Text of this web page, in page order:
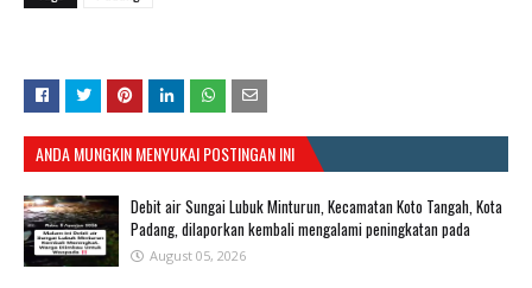
ANDA MUNGKIN MENYUKAI POSTINGAN INI
Debit air Sungai Lubuk Minturun, Kecamatan Koto Tangah, Kota
Padang, dilaporkan kembali mengalami peningkatan pada
August 05, 2026